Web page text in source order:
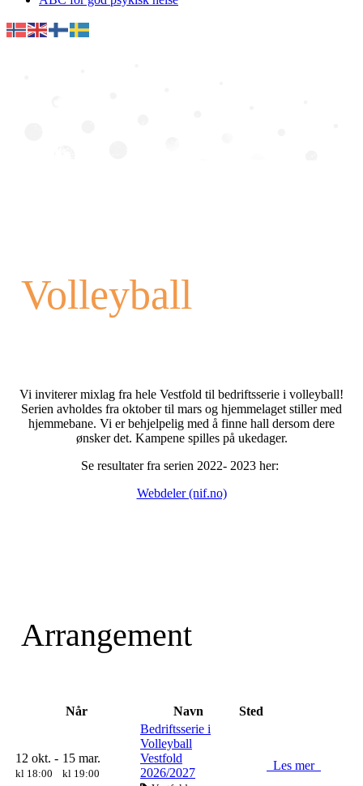
Volleyball
Vi inviterer mixlag fra hele Vestfold til bedriftsserie i volleyball!
Serien avholdes fra oktober til mars og hjemmelaget stiller med
hjemmebane. Vi er behjelpelig med å finne hall dersom dere
ønsker det. Kampene spilles på ukedager.
Se resultater fra serien 2022- 2023 her:
Webdeler (nif.no)
Arrangement
Når Navn Sted
12 okt. -
kl 18:00
15 mar.
kl 19:00
Bedriftsserie i
Volleyball
Vestfold
2026/2027
Les mer